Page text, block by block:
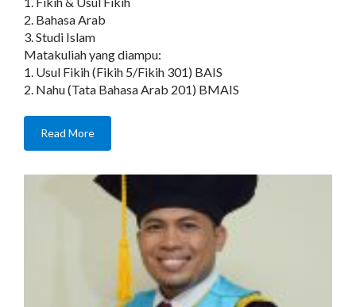
2. Bahasa Arab
3. Studi Islam
Matakuliah yang diampu:
1. Usul Fikih (Fikih 5/Fikih 301) BAIS
2. Nahu (Tata Bahasa Arab 201) BMAIS
Read More